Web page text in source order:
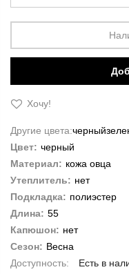
Хочу!
Другие цвета:черный
Цвет: черный
Материал: кожа овца
Утеплитель: нет
Подкладка: полиэстер
Длина: 55
Капюшон: нет
Сезон: Весна
Есть в